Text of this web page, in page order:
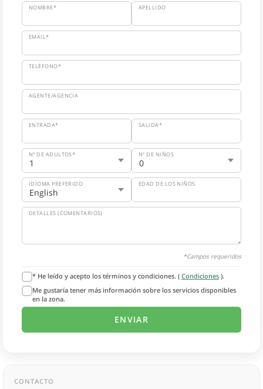
NOMBRE* APELLIDO
EMAIL*
TELÉFONO*
AGENTE/AGENCIA
ENTRADA* SALIDA*
Nº DE ADULTOS* Nº DE NIÑOS
IDIOMA PREFERIDO EDAD DE LOS NIÑOS
DETALLES (COMENTARIOS)
*Campos requeridos
* He leído y acepto los términos y condiciones. ( Condiciones ).
Me gustaría tener más información sobre los servicios disponibles
en la zona.
CONTACTO